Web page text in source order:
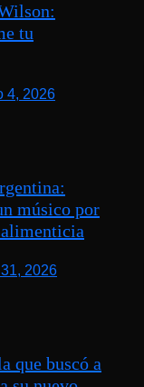
tu
4, 2026
músico por
alimenticia
2026
que buscó a